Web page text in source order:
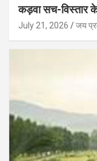
कड़वा सच-विस्तार
July 21, 2026 जय